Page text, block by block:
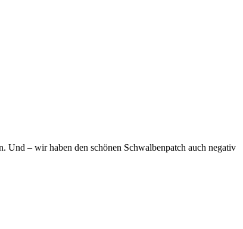
Und – wir haben den schönen Schwalbenpatch auch negativ